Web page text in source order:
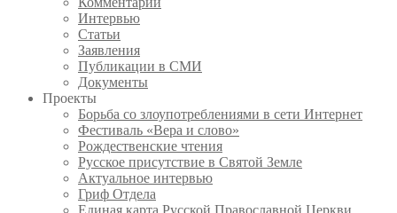
Интервью
Статьи
Заявления
Публикации в СМИ
Документы
Проекты
Борьба со злоупотреблениями в сети Интернет
Фестиваль «Вера и слово»
Рождественские чтения
Русское присутствие в Святой Земле
Актуальное интервью
Гриф Отдела
Единая карта Русской Православной Церкви